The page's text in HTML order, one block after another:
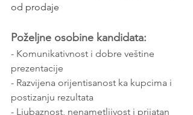
od prodaje
Poželjne osobine kandidata:
- Komunikativnost i dobre veštine
prezentacije
- Razvijena orijentisanost ka kupcima i
postizanju rezultata
- Ljubaznost, nenametljivost i prijatan